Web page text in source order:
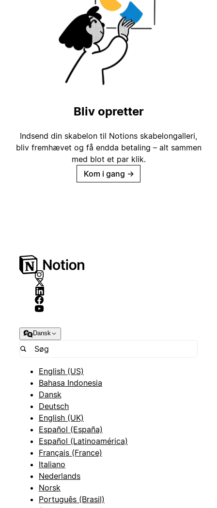
Bliv opretter
Indsend din skabelon til Notions skabelongalleri,
bliv fremhævet og få endda betaling – alt sammen
med blot et par klik.
Kom i gang →
Dansk
English (US)
Bahasa Indonesia
Dansk
Deutsch
English (UK)
Español (España)
Español (Latinoamérica)
Français (France)
Italiano
Nederlands
Norsk
Português (Brasil)